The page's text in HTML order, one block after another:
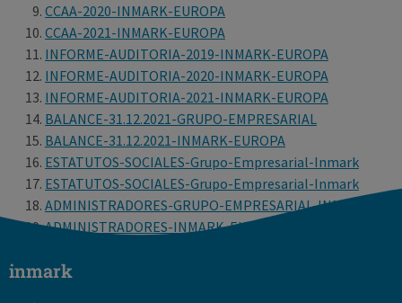
CCAA-2020-INMARK-EUROPA
CCAA-2021-INMARK-EUROPA
INFORME-AUDITORIA-2019-INMARK-EUROPA
INFORME-AUDITORIA-2020-INMARK-EUROPA
INFORME-AUDITORIA-2021-INMARK-EUROPA
BALANCE-31.12.2021-GRUPO-EMPRESARIAL
BALANCE-31.12.2021-INMARK-EUROPA
ESTATUTOS-SOCIALES-Grupo-Empresarial-Inmark
ESTATUTOS-SOCIALES-Grupo-Empresarial-Inmark
ADMINISTRADORES-GRUPO-EMPRESARIAL-INMARK
ADMINISTRADORES-INMARK-EUROPA
inmark